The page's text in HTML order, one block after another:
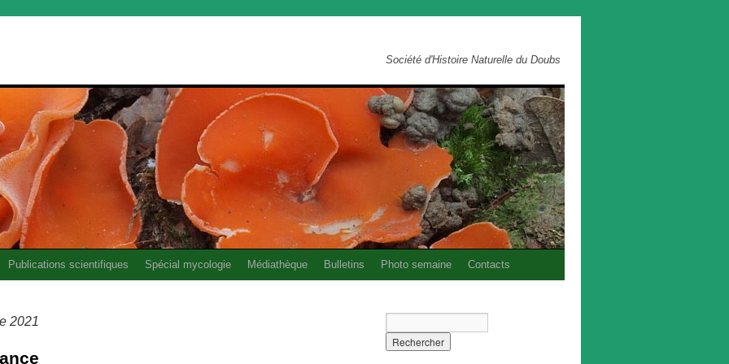
Société d'Histoire Naturelle du Doubs
Publications scientifiques Spécial mycologie Médiathèque Bulletins Photo semaine Contacts
2021